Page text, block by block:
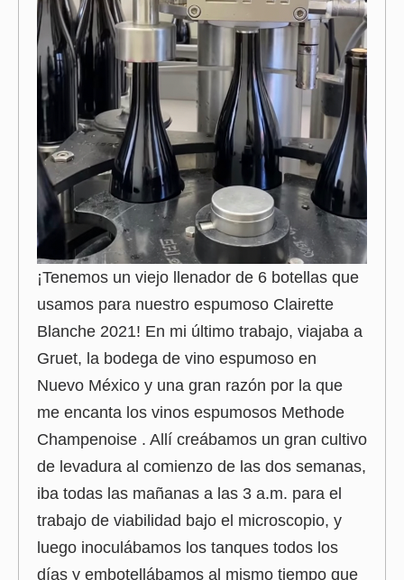
¡Tenemos un viejo llenador de 6 botellas que
usamos para nuestro espumoso Clairette
Blanche 2021! En mi último trabajo, viajaba a
Gruet, la bodega de vino espumoso en
Nuevo México y una gran razón por la que
me encanta los vinos espumosos Methode
Champenoise . Allí creábamos un gran cultivo
de levadura al comienzo de las dos semanas,
iba todas las mañanas a las 3 a.m. para el
trabajo de viabilidad bajo el microscopio, y
luego inoculábamos los tanques todos los
días y embotellábamos al mismo tiempo que